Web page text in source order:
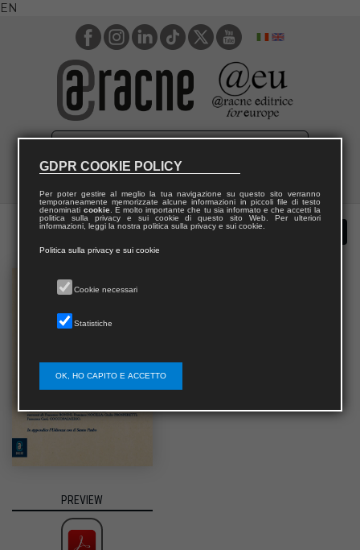
EN
PREVIEW
GDPR COOKIE POLICY
Per poter gestire al meglio la tua navigazione su questo sito verranno
temporaneamente memorizzate alcune informazioni in piccoli file di testo
denominati cookie. È molto importante che tu sia informato e che accetti la
politica sulla privacy e sui cookie di questo sito Web. Per ulteriori
informazioni, leggi la nostra politica sulla privacy e sui cookie.
Politica sulla privacy e sui cookie
Cookie necessari
Statistiche
OK, HO CAPITO E ACCETTO